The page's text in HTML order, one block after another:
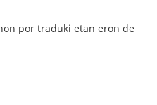
por traduki etan eron de